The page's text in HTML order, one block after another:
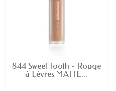
EN STOCK
844 Sweet Tooth - Rouge
à Lèvres MATTE...